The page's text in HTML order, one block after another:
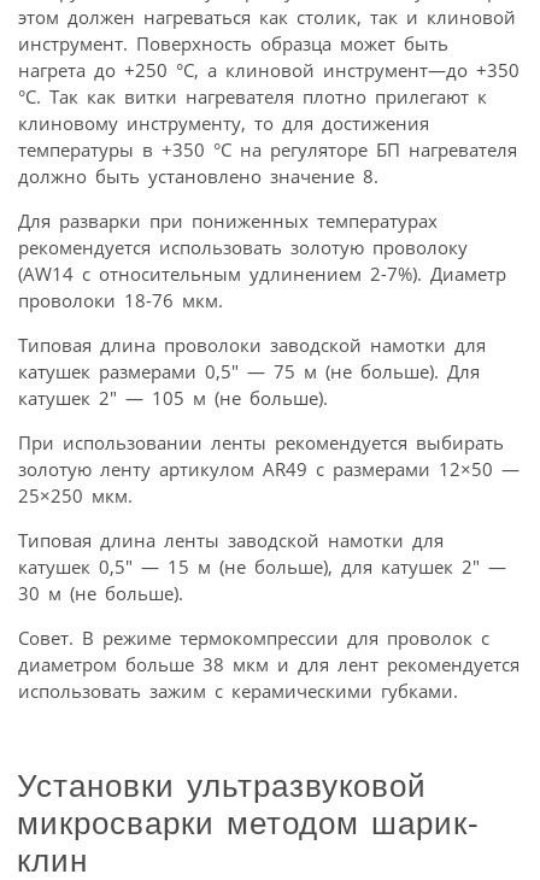
этом должен нагреваться как столик, так и клиновой
инструмент. Поверхность образца может быть
нагрета до +250 °C, а клиновой инструмент—до +350
°C. Так как витки нагревателя плотно прилегают к
клиновому инструменту, то для достижения
температуры в +350 °С на регуляторе БП нагревателя
должно быть установлено значение 8.
Для разварки при пониженных температурах
рекомендуется использовать золотую проволоку
(AW14 с относительным удлинением 2-7%). Диаметр
проволоки 18-76 мкм.
Типовая длина проволоки заводской намотки для
катушек размерами 0,5″ — 75 м (не больше). Для
катушек 2″ — 105 м (не больше).
При использовании ленты рекомендуется выбирать
золотую ленту артикулом AR49 с размерами 12×50 —
25×250 мкм.
Типовая длина ленты заводской намотки для
катушек 0,5″ — 15 м (не больше), для катушек 2″ —
30 м (не больше).
Совет. В режиме термокомпрессии для проволок с
диаметром больше 38 мкм и для лент рекомендуется
использовать зажим с керамическими губками.
Установки ультразвуковой
микросварки методом шарик-
клин